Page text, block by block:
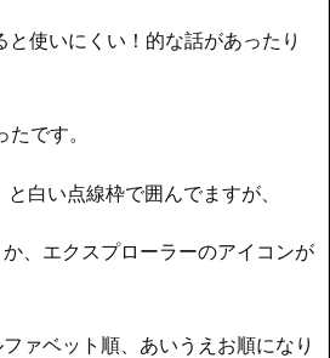
使いにくい！的な話があったり
です。
白い点線枠で囲んでますが、
、エクスプローラーのアイコンが
ァベット順、あいうえお順になり